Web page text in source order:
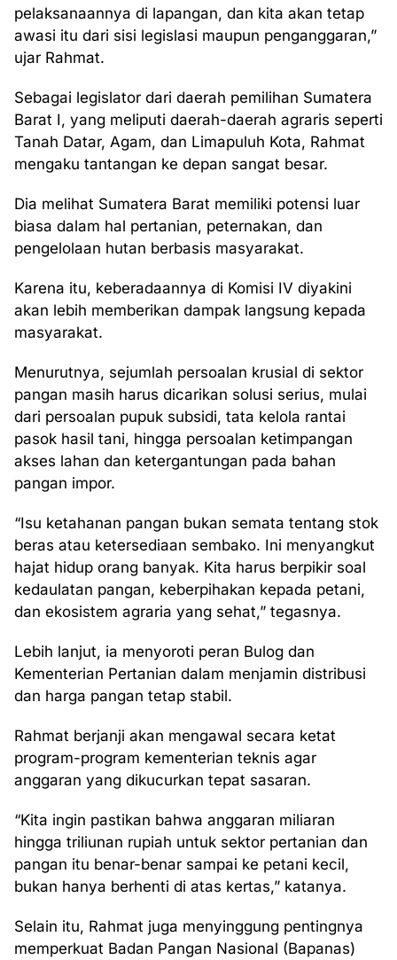
pelaksanaannya di lapangan, dan kita akan tetap
awasi itu dari sisi legislasi maupun penganggaran,”
ujar Rahmat.
Sebagai legislator dari daerah pemilihan Sumatera
Barat I, yang meliputi daerah-daerah agraris seperti
Tanah Datar, Agam, dan Limapuluh Kota, Rahmat
mengaku tantangan ke depan sangat besar.
Dia melihat Sumatera Barat memiliki potensi luar
biasa dalam hal pertanian, peternakan, dan
pengelolaan hutan berbasis masyarakat.
Karena itu, keberadaannya di Komisi IV diyakini
akan lebih memberikan dampak langsung kepada
masyarakat.
Menurutnya, sejumlah persoalan krusial di sektor
pangan masih harus dicarikan solusi serius, mulai
dari persoalan pupuk subsidi, tata kelola rantai
pasok hasil tani, hingga persoalan ketimpangan
akses lahan dan ketergantungan pada bahan
pangan impor.
“Isu ketahanan pangan bukan semata tentang stok
beras atau ketersediaan sembako. Ini menyangkut
hajat hidup orang banyak. Kita harus berpikir soal
kedaulatan pangan, keberpihakan kepada petani,
dan ekosistem agraria yang sehat,” tegasnya.
Lebih lanjut, ia menyoroti peran Bulog dan
Kementerian Pertanian dalam menjamin distribusi
dan harga pangan tetap stabil.
Rahmat berjanji akan mengawal secara ketat
program-program kementerian teknis agar
anggaran yang dikucurkan tepat sasaran.
“Kita ingin pastikan bahwa anggaran miliaran
hingga triliunan rupiah untuk sektor pertanian dan
pangan itu benar-benar sampai ke petani kecil,
bukan hanya berhenti di atas kertas,” katanya.
Selain itu, Rahmat juga menyinggung pentingnya
memperkuat Badan Pangan Nasional (Bapanas)